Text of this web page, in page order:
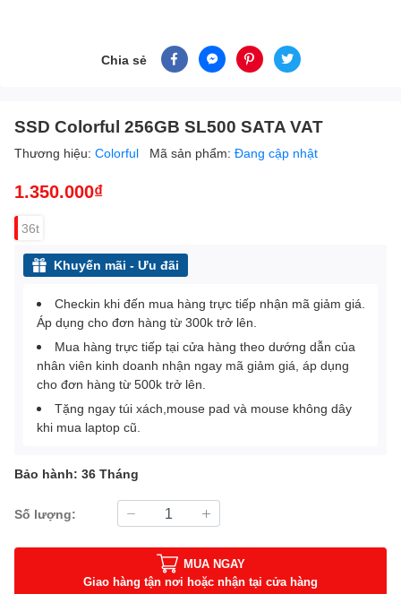
Chia sẻ
SSD Colorful 256GB SL500 SATA VAT
Thương hiệu: Colorful Mã sản phẩm: Đang cập nhật
1.350.000₫
36t
Khuyến mãi - Ưu đãi
Checkin khi đến mua hàng trực tiếp nhận mã giảm giá.
Áp dụng cho đơn hàng từ 300k trở lên.
Mua hàng trực tiếp tại cửa hàng theo dướng dẫn của
nhân viên kinh doanh nhận ngay mã giảm giá, áp dụng
cho đơn hàng từ 500k trở lên.
Tặng ngay túi xách,mouse pad và mouse không dây
khi mua laptop cũ.
Bảo hành: 36 Tháng
Số lượng:
MUA NGAY
Giao hàng tận nơi hoặc nhận tại cửa hàng